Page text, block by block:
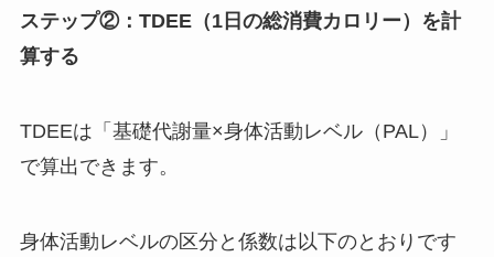
ステップ②：TDEE（1日の総消費カロリー）を計
算する
TDEEは「基礎代謝量×身体活動レベル（PAL）」
で算出できます。
身体活動レベルの区分と係数は以下のとおりです